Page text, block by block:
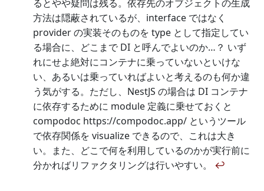
るとやや疑問は残る。依存先のオブジェクトの生成
方法は隠蔽されているが、interface ではなく
provider の実装そのものを type として指定してい
る場合に、どこまで DI と呼んでよいのか…？ いず
れにせよ絶対にコンテナに乗っていないといけな
い、あるいは乗っていればよいと考えるのも何か違
う気がする。ただし、NestJS の場合は DI コンテナ
に依存するために module 定義に乗せておくと
compodoc https://compodoc.app/ というツール
で依存関係を visualize できるので、これは大き
い。また、どこで何を利用しているのかが実行前に
分かればリファクタリングは行いやすい。 ↩